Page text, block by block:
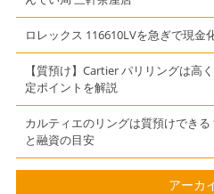
ロレックス 116610LVを急ぎで現金
【質預け】Cartier パリリングは高
定ポイントを解説
カルティエのリングは質預けでき
と融資の目安
アーカ